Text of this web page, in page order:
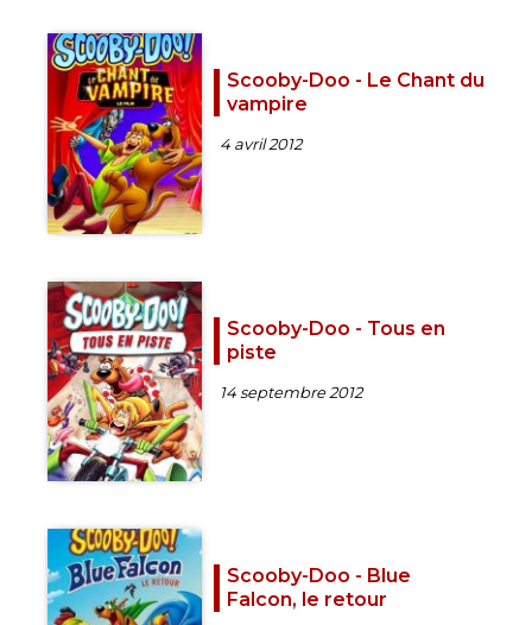
Scooby-Doo - Le Chant du
vampire
4 avril 2012
Scooby-Doo - Tous en
piste
14 septembre 2012
Scooby-Doo - Blue
Falcon, le retour